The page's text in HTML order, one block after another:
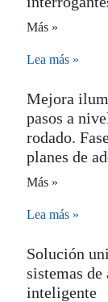
Más »
Lea más »
Mejora
pasos a
rodado.
planes de
Más »
Lea más »
Solución
sistemas
inteligente